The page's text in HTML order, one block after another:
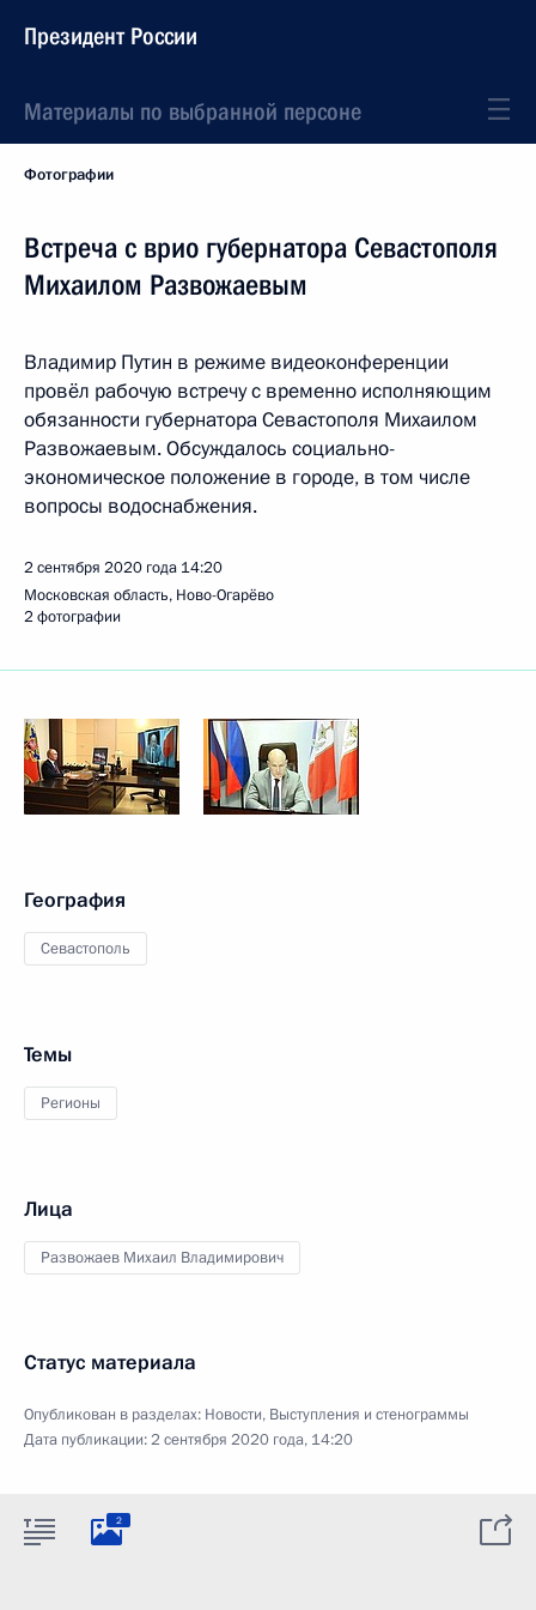
Президент России
Материалы по выбранной персоне
Фотографии
Встреча с врио губернатора Севастополя
Михаилом Развожаевым
Владимир Путин в режиме видеоконференции
провёл рабочую встречу с временно исполняющим
обязанности губернатора Севастополя Михаилом
Развожаевым. Обсуждалось социально-
экономическое положение в городе, в том числе
вопросы водоснабжения.
2 сентября 2020 года 14:20
Московская область, Ново-Огарёво
2 фотографии
География
Севастополь
Темы
Регионы
Лица
Развожаев Михаил Владимирович
Статус материала
Опубликован в разделах: Новости, Выступления и стенограммы
Дата публикации:2 сентября 2020 года, 14:20
2